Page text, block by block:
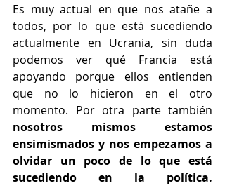
Es muy actual en que nos atañe a
todos, por lo que está sucediendo
actualmente en Ucrania, sin duda
podemos ver qué Francia está
apoyando porque ellos entienden
que no lo hicieron en el otro
nosotros mismos estamos
ensimismados y nos empezamos a
olvidar un poco de lo que está
sucediendo en la política.